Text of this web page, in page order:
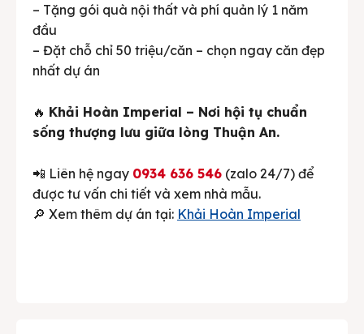
– Tặng gói quà nội thất và phí quản lý 1 năm
đầu
– Đặt chỗ chỉ 50 triệu/căn – chọn ngay căn đẹp
nhất dự án
🔥 Khải Hoàn Imperial – Nơi hội tụ chuẩn
sống thượng lưu giữa lòng Thuận An.
📲 Liên hệ ngay 0934 636 546 (zalo 24/7) để
được tư vấn chi tiết và xem nhà mẫu.
🔎 Xem thêm dự án tại: Khải Hoàn Imperial